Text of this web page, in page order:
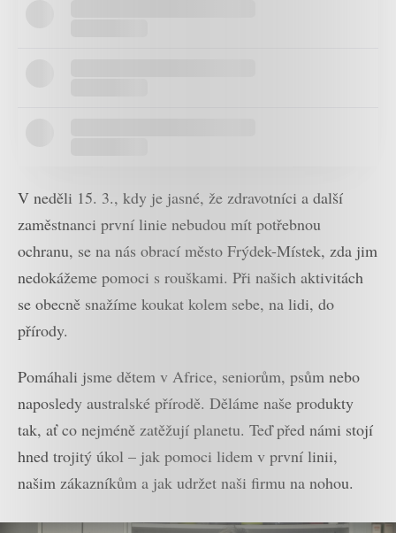
V neděli 15. 3., kdy je jasné, že zdravotníci a další
zaměstnanci první linie nebudou mít potřebnou
ochranu, se na nás obrací město Frýdek-Místek, zda jim
nedokážeme pomoci s rouškami. Při našich aktivitách
se obecně snažíme koukat kolem sebe, na lidi, do
přírody.
Pomáhali jsme dětem v Africe, seniorům, psům nebo
naposledy australské přírodě. Děláme naše produkty
tak, ať co nejméně zatěžují planetu. Teď před námi stojí
hned trojitý úkol – jak pomoci lidem v první linii,
našim zákazníkům a jak udržet naši firmu na nohou.